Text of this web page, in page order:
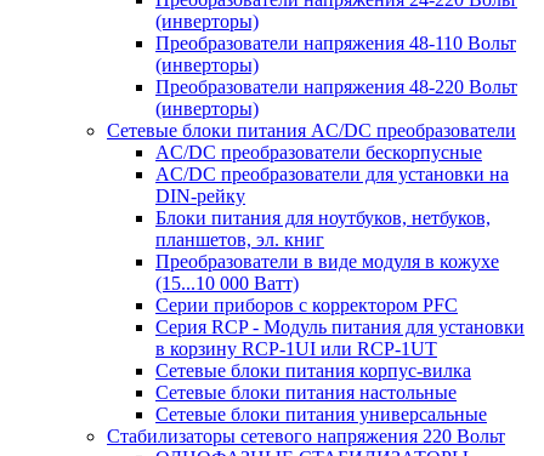
(инверторы)
Преобразователи напряжения 48-110 Вольт
(инверторы)
Преобразователи напряжения 48-220 Вольт
(инверторы)
Сетевые блоки питания AC/DC преобразователи
AC/DC преобразователи бескорпусные
AC/DC преобразователи для установки на
DIN-рейку
Блоки питания для ноутбуков, нетбуков,
планшетов, эл. книг
Преобразователи в виде модуля в кожухе
(15...10 000 Ватт)
Серии приборов с корректором PFC
Серия RCP - Модуль питания для установки
в корзину RCP-1UI или RCP-1UT
Сетевые блоки питания корпус-вилка
Сетевые блоки питания настольные
Сетевые блоки питания универсальные
Стабилизаторы сетевого напряжения 220 Вольт